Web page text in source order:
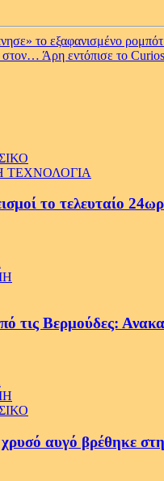
το εξαφανισμένο
Άρη εντόπισε το
ΤΕΧΝΟΛΟΓΙΑ
το τελευταίο
τις Βερμούδες:
αυγό βρέθηκε